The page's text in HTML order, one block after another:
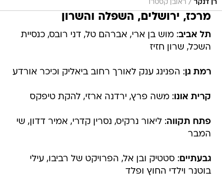
תל אביב: מוש בן ארי, אברהם טל, דני רובס, כנסיית
השכל, שרון חזיז
רמת גן : הפנינג ענק לאורך רחוב ביאליק וכיכר אורדע
קרית אונו: משה פרץ, ירדנה ארזי, להקת טיפקס
פתח תקווה: ליאור נרקיס, נסרין קדרי, אמיר דדון, שי
גבעתיים
חולון: הראל מויאל, אביב גפן והתעויוט, עדן חסון,